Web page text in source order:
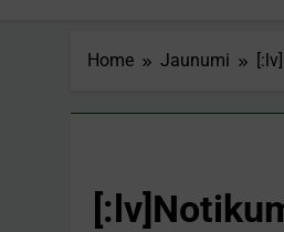
Home Jaunumi